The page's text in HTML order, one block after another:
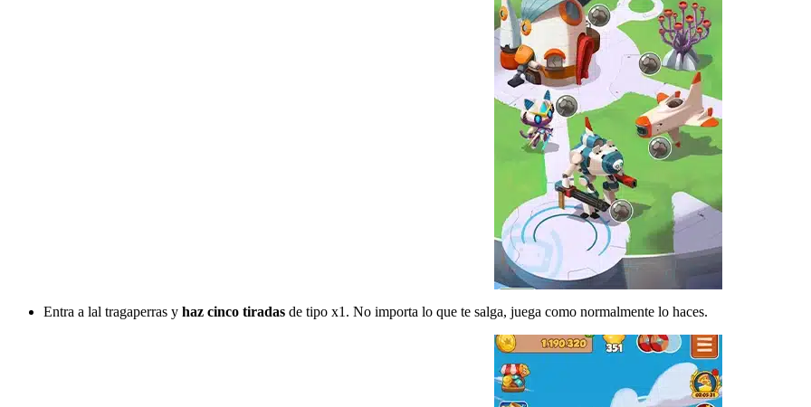
Entra a lal tragaperras y haz cinco tiradas de tipo x1. No importa lo que te salga, juega como normalmente lo haces.